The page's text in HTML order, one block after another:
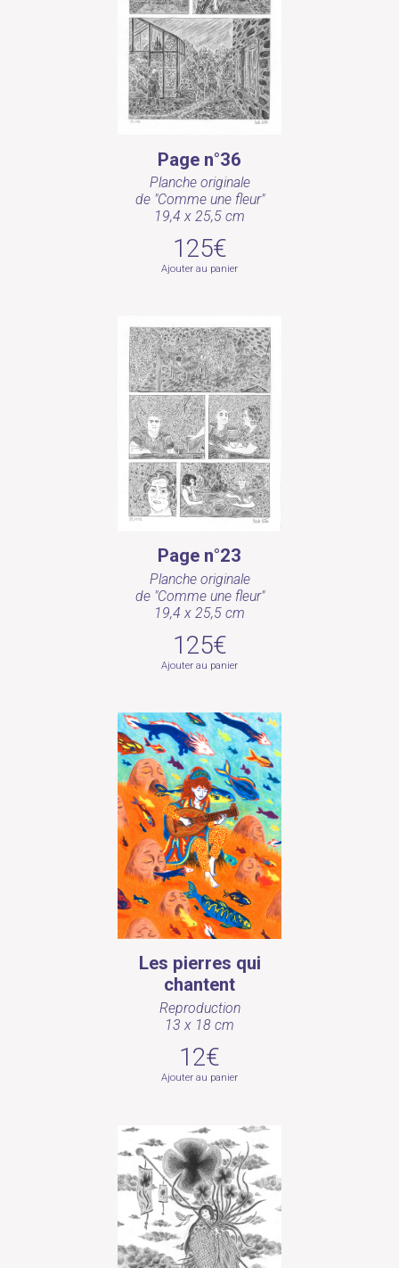
Page n°36
Planche originale
de "Comme une fleur"
19,4 x 25,5 cm
125€
Ajouter au panier
Page n°23
Planche originale
de "Comme une fleur"
19,4 x 25,5 cm
125€
Ajouter au panier
Les pierres qui
chantent
Reproduction
13 x 18 cm
12€
Ajouter au panier